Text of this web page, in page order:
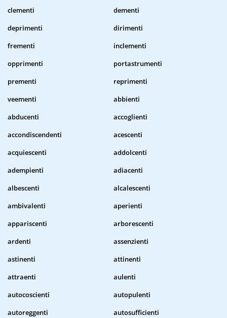
clementi
dementi
deprimenti
dirimenti
frementi
inclementi
opprimenti
portastrumenti
prementi
reprimenti
veementi
abbienti
abducenti
accoglienti
accondiscendenti
acescenti
acquiescenti
addolcenti
adempienti
adiacenti
albescenti
alcalescenti
ambivalenti
aperienti
appariscenti
arborescenti
ardenti
assenzienti
astinenti
attinenti
attraenti
aulenti
autocoscienti
autopulenti
autoreggenti
autosufficienti